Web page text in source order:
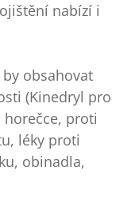
nabízí i
by obsahovat
(Kinedryl pro
proti
léky proti
obinadla,